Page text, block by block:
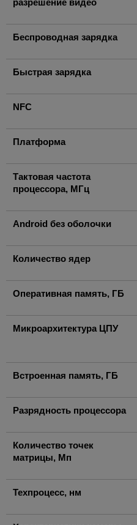
разрешение видео
Беспроводная зарядка
Быстрая зарядка
NFC
Платформа
Тактовая частота
процессора, МГц
Android без оболочки
Количество ядер
Оперативная память, ГБ
Микроархитектура ЦПУ
Встроенная память, ГБ
Разрядность процессора
Количество точек
матрицы, Мп
Техпроцесс, нм